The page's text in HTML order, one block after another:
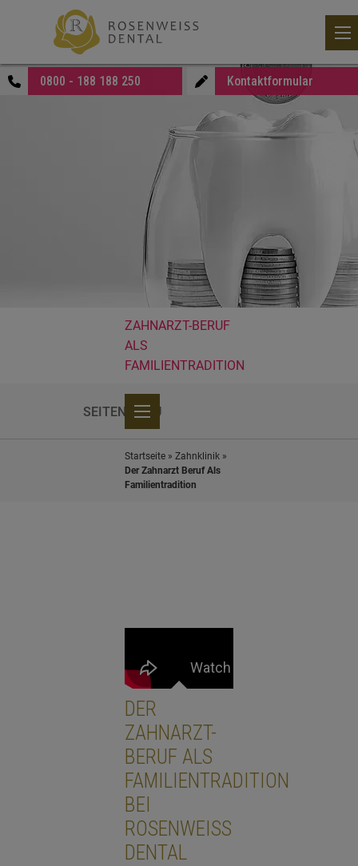
0800 - 188 188 250 Kontaktformular
ZAHNARZT-BERUF
ALS
FAMILIENTRADITION
Startseite »Zahnklinik »
Der Zahnarzt Beruf Als
Familientradition
DER
ZAHNARZT-
BERUF ALS
FAMILIENTRADITION
BEI
ROSENWEISS
DENTAL
SEITENMENÜ